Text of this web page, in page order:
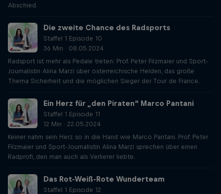
Abschied.
Die zweite Chance des Radsports
Staffel 1 Episode 10
36 Min · 08.05.2024
Radsport ist mehr als Pedale treten: Prof. Peter Filzmaier und Sport-
Journalistin Alina Marzi über österreichische Helden, das große
Thema Sicherheit und die möglichen Sieger der Tour de France.
Ein Herz für „den Piraten“ Marco Pantani
Staffel 1 Episode 11
12 Min · 22.05.2024
Keiner nahm sein Herz so in die Hand wie Marco Pantani. Prof. Peter
Filzmaier und Sport-Journalistin Alina Marzi sprechen über einen
Radprofi, den man auch als Verlierer liebte.
Das Rot-Weiß-Rote Wunderteam
Staffel 1 Episode 12